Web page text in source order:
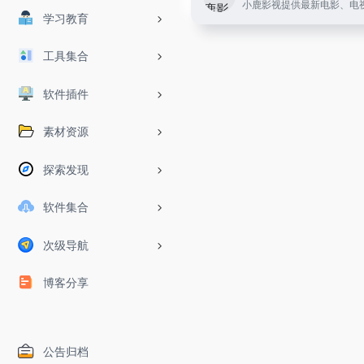
学习教育
工具集合
软件插件
素材资源
探索发现
软件集合
次级导航
博客分享
公告归档